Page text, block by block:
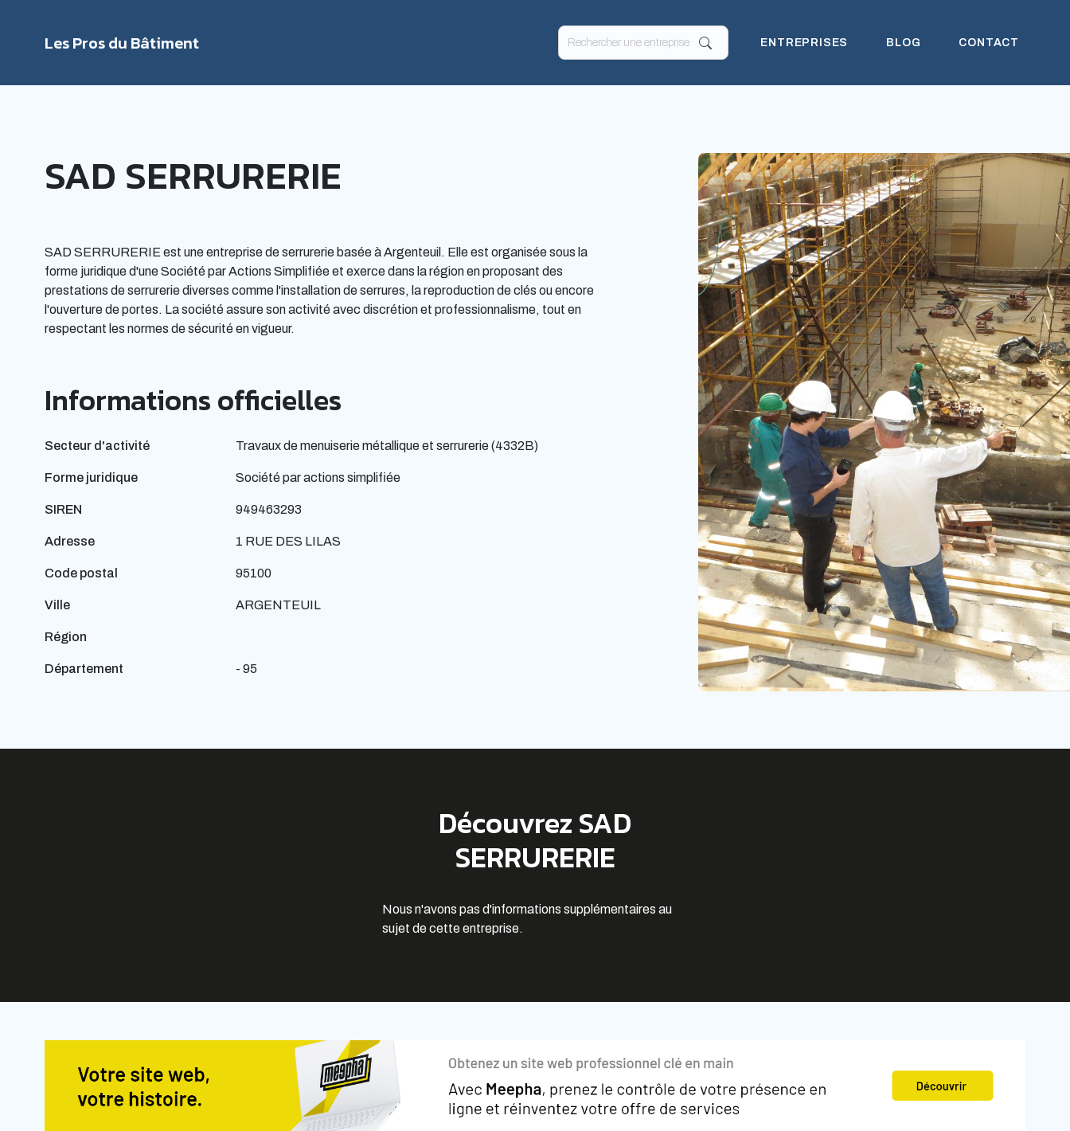
Les Pros du Bâtiment ENTREPRISES BLOG CONTACT
SAD SERRURERIE
SAD SERRURERIE est une entreprise de serrurerie basée à Argenteuil. Elle est organisée sous la
forme juridique d'une Société par Actions Simplifiée et exerce dans la région en proposant des
prestations de serrurerie diverses comme l'installation de serrures, la reproduction de clés ou encore
l'ouverture de portes. La société assure son activité avec discrétion et professionnalisme, tout en
respectant les normes de sécurité en vigueur.
Informations officielles
Secteur d'activité Travaux de menuiserie métallique et serrurerie (4332B)
Forme juridique Société par actions simplifiée
SIREN 949463293
Adresse 1 RUE DES LILAS
Code postal 95100
Ville ARGENTEUIL
Région
Département - 95
Découvrez SAD
SERRURERIE
Nous n'avons pas d'informations supplémentaires au
sujet de cette entreprise.